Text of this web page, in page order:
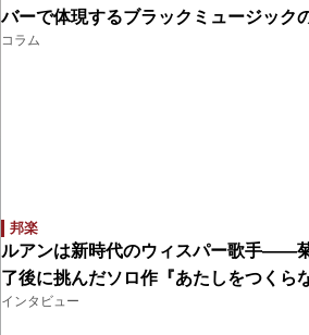
バーで体現するブラックミュージック
コラム
邦楽
ルアンは新時代のウィスパー歌手――
了後に挑んだソロ作『あたしをつくら
インタビュー